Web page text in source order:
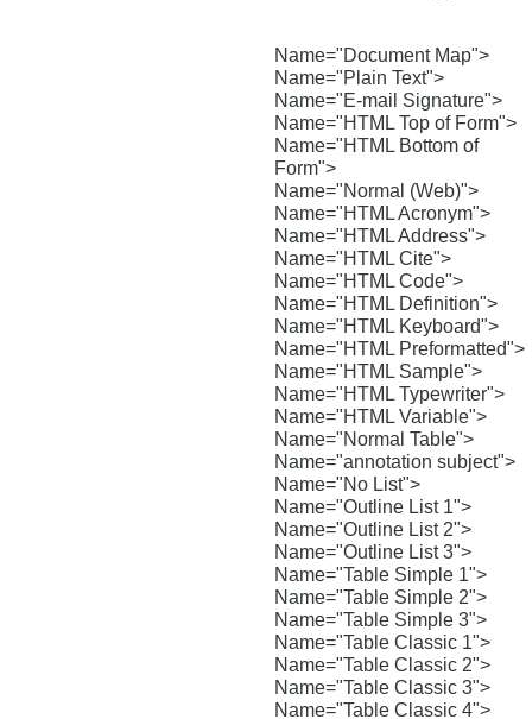
Name="Document Map">
Name="Plain Text">
Name="E-mail Signature">
Name="HTML Top of Form">
Name="HTML Bottom of
Form">
Name="Normal (Web)">
Name="HTML Acronym">
Name="HTML Address">
Name="HTML Cite">
Name="HTML Code">
Name="HTML Definition">
Name="HTML Keyboard">
Name="HTML Preformatted">
Name="HTML Sample">
Name="HTML Typewriter">
Name="HTML Variable">
Name="Normal Table">
Name="annotation subject">
Name="No List">
Name="Outline List 1">
Name="Outline List 2">
Name="Outline List 3">
Name="Table Simple 1">
Name="Table Simple 2">
Name="Table Simple 3">
Name="Table Classic 1">
Name="Table Classic 2">
Name="Table Classic 3">
Name="Table Classic 4">